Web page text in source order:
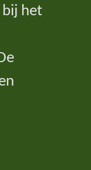
het